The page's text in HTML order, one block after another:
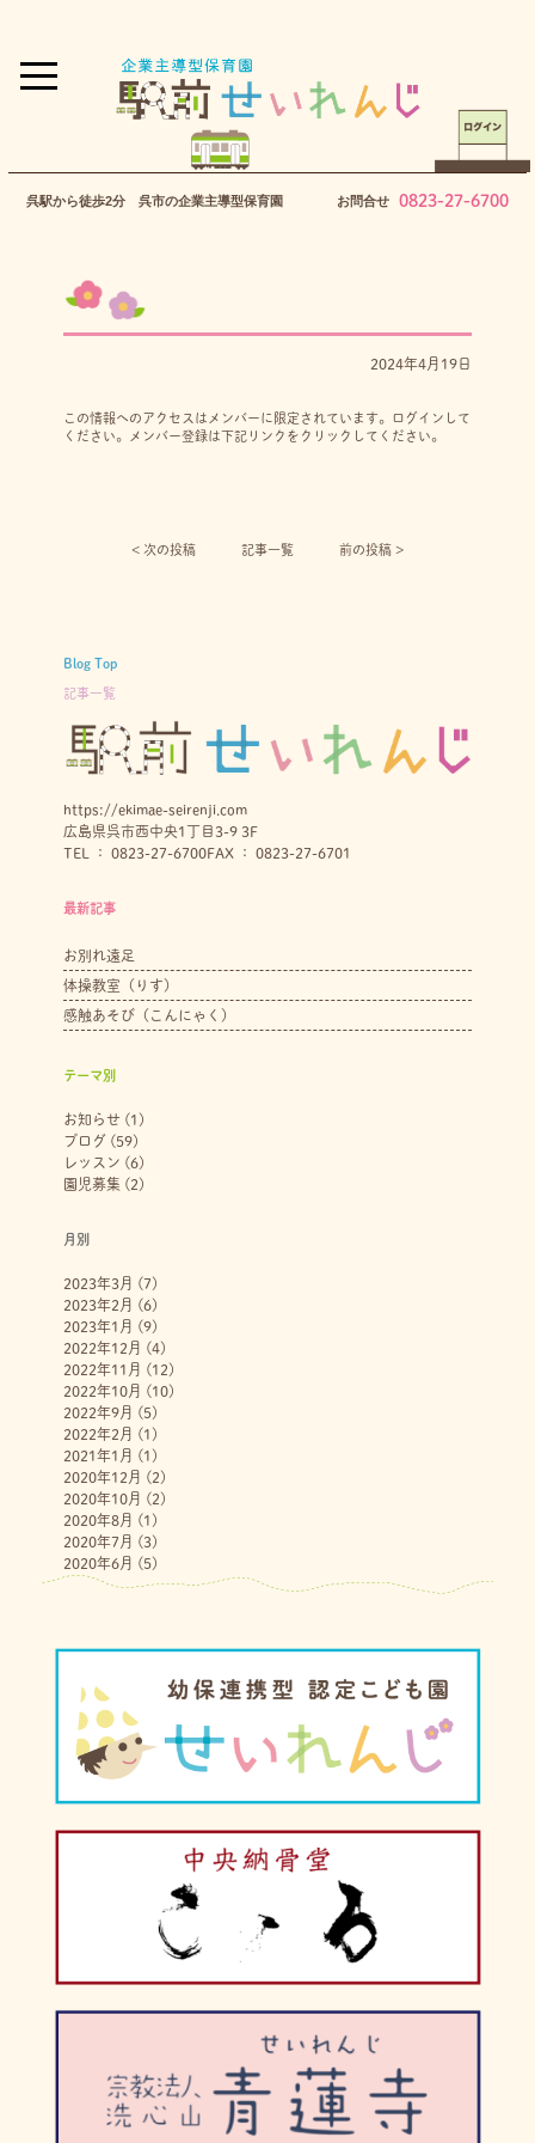
呉駅から徒歩2分 呉市の企業主導型保育園 お問合せ 0823-27-6700
2024年4月19日
この情報へのアクセスはメンバーに限定されています。ログインして
ください。メンバー登録は下記リンクをクリックしてください。
< 次の投稿︎ 記事一覧 前の投稿 >
Blog Top
記事一覧
https://ekimae-seirenji.com
広島県呉市西中央1丁目3-9 3F
TEL ： 0823-27-6700FAX ： 0823-27-6701
最新記事
お別れ遠足
体操教室（りす）
感触あそび（こんにゃく）
テーマ別
お知らせ(1)
ブログ (59)
レッスン (6)
園児募集 (2)
月別
2023年3月 (7)
2023年2月 (6)
2023年1月 (9)
2022年12月 (4)
2022年11月 (12)
2022年10月 (10)
2022年9月 (5)
2022年2月 (1)
2021年1月 (1)
2020年12月 (2)
2020年10月 (2)
2020年8月 (1)
2020年7月 (3)
2020年6月 (5)